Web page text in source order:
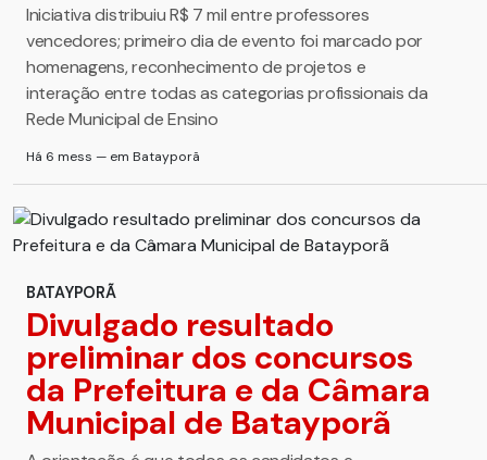
Iniciativa distribuiu R$ 7 mil entre professores
vencedores; primeiro dia de evento foi marcado por
homenagens, reconhecimento de projetos e
interação entre todas as categorias profissionais da
Rede Municipal de Ensino
Há 6 mess — em Batayporã
BATAYPORÃ
Divulgado resultado
preliminar dos concursos
da Prefeitura e da Câmara
Municipal de Batayporã